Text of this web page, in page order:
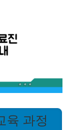
육 과정